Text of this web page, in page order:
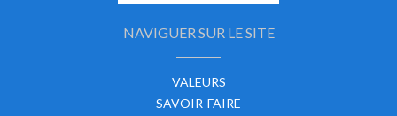
NAVIGUER SUR LE SITE
VALEURS
SAVOIR-FAIRE